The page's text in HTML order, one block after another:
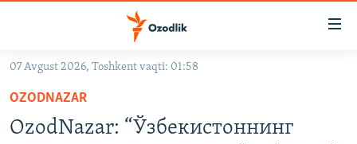
Асосий
навигацияга
ўтинг
OZODVIDEO
07 Avgust 2026, Toshkent vaqti: 01:58
OZODNAZAR
OzodNazar: “Ўзбекистоннинг